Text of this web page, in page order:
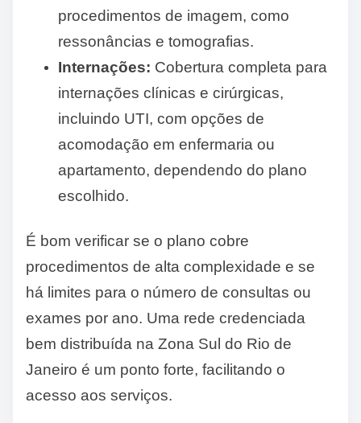
procedimentos de imagem, como
ressonâncias e tomografias.
Internações: Cobertura completa para
internações clínicas e cirúrgicas,
incluindo UTI, com opções de
acomodação em enfermaria ou
apartamento, dependendo do plano
escolhido.
É bom verificar se o plano cobre
procedimentos de alta complexidade e se
há limites para o número de consultas ou
exames por ano. Uma rede credenciada
bem distribuída na Zona Sul do Rio de
Janeiro é um ponto forte, facilitando o
acesso aos serviços.